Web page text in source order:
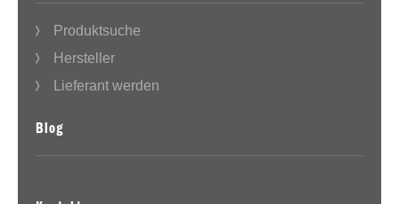
Produktsuche
Hersteller
Lieferant werden
Blog